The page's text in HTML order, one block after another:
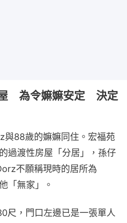
屋 為令嫲嫲安定 決定
與88歲的嫲嫲同住。宏福苑
過渡性房屋「分居」，孫仔
不願稱現時的居所為
「無家」。
尺，門口左邊已是一張單人